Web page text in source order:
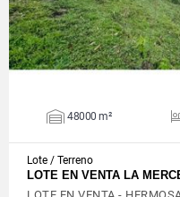
48000 m²
Lote / Terreno
LOTE EN VENTA LA